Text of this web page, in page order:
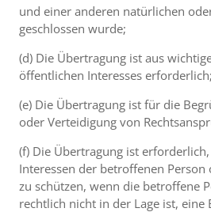
und einer anderen natürlichen
geschlossen wurde;
(d) Die Übertragung ist aus
öffentlichen Interesses erforderlich;
(e) Die Übertragung ist für die
oder Verteidigung von
(f) Die Übertragung ist
Interessen der betroffenen Person
zu schützen, wenn die betroffene
rechtlich nicht in der Lage ist, eine